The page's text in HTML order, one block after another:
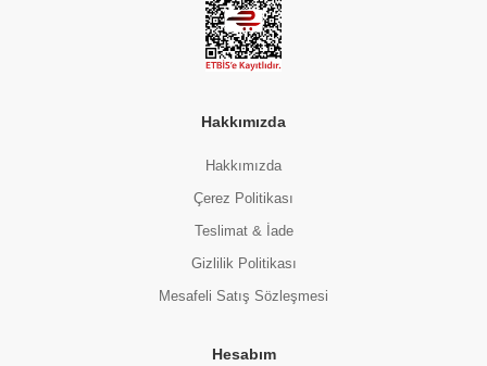
Hakkımızda
Hakkımızda
Çerez Politikası
Teslimat & İade
Gizlilik Politikası
Mesafeli Satış Sözleşmesi
Hesabım